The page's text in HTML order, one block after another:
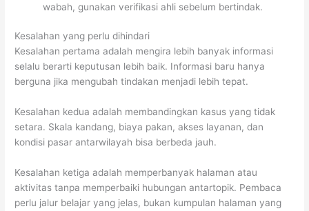
wabah, gunakan verifikasi ahli sebelum bertindak.
Kesalahan yang perlu dihindari
Kesalahan pertama adalah mengira lebih banyak informasi
selalu berarti keputusan lebih baik. Informasi baru hanya
berguna jika mengubah tindakan menjadi lebih tepat.
Kesalahan kedua adalah membandingkan kasus yang tidak
setara. Skala kandang, biaya pakan, akses layanan, dan
kondisi pasar antarwilayah bisa berbeda jauh.
Kesalahan ketiga adalah memperbanyak halaman atau
aktivitas tanpa memperbaiki hubungan antartopik. Pembaca
perlu jalur belajar yang jelas, bukan kumpulan halaman yang